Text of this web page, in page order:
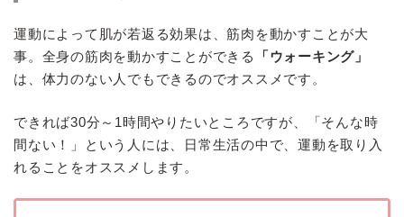
運動によって肌が若返る効果は、筋肉を動かすことが大
事。全身の筋肉を動かすことができる
「ウォーキング」
は、体力のない人でもできるのでオススメです。
できれば30分～1時間やりたいところですが、「そんな時
間ない！」という人には、日常生活の中で、運動を取り入
れることをオススメします。